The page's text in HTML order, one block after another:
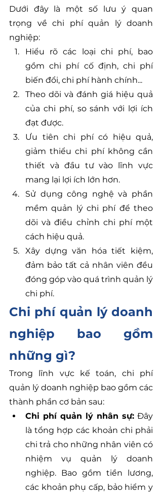
Dưới đây là một số lưu ý quan
trọng về chi phí quản lý doanh
nghiệp:
Hiểu rõ các loại chi phí, bao
gồm chi phí cố định, chi phí
biến đổi, chi phí hành chính...
Theo dõi và đánh giá hiệu quả
của chi phí, so sánh với lợi ích
đạt được.
Ưu tiên chi phí có hiệu quả,
giảm thiểu chi phí không cần
thiết và đầu tư vào lĩnh vực
mang lại lợi ích lớn hơn.
Sử dụng công nghệ và phần
mềm quản lý chi phí để theo
dõi và điều chỉnh chi phí một
cách hiệu quả.
Xây dựng văn hóa tiết kiệm,
đảm bảo tất cả nhân viên đều
đóng góp vào quá trình quản lý
chi phí.
Chi phí quản lý doanh
nghiệp bao gồm
những gì?
Trong lĩnh vực kế toán, chi phí
quản lý doanh nghiệp bao gồm các
thành phần cơ bản sau:
Chi phí quản lý nhân sự: Đây
là tổng hợp các khoản chi phải
chi trả cho những nhân viên có
nhiệm vụ quản lý doanh
nghiệp. Bao gồm tiền lương,
các khoản phụ cấp, bảo hiểm y